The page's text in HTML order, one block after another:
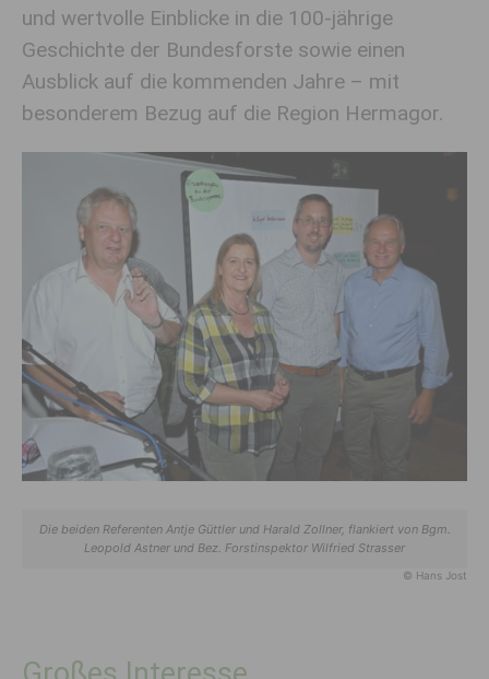
und wertvolle Einblicke in die 100-jährige
Geschichte der Bundesforste sowie einen
Ausblick auf die kommenden Jahre – mit
besonderem Bezug auf die Region Hermagor.
Die beiden Referenten Antje Güttler und Harald Zollner, flankiert von Bgm.
Leopold Astner und Bez. Forstinspektor Wilfried Strasser
© Hans Jost